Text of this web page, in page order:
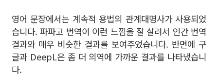
영어 문장에서는 계속적 용법의 관계대명사가 사용되었
습니다. 파파고 번역이 이런 느낌을 잘 살려서 인간 번역
결과와 매우 비슷한 결과를 보여주었습니다. 반면에 구
글과 DeepL은 좀 더 의역에 가까운 결과를 나타냈습니
다.